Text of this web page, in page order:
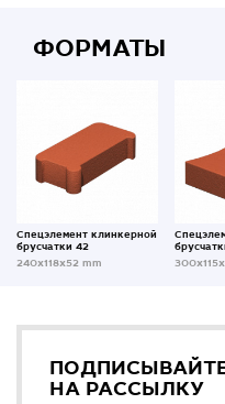
ФОРМАТЫ
Спецэлемент клинкерной
брусчатки 42
240x118x52 mm
НА РАССЫЛКУ